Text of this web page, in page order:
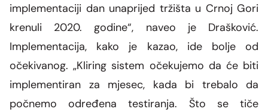
implementaciji dan unaprijed tržišta u Crnoj Gori
krenuli 2020. godine“, naveo je Drašković.
Implementacija, kako je kazao, ide bolje od
očekivanog.„Kliring sistem očekujemo da će biti
implementiran za mjesec, kada bi trebalo da
počnemo određena testiranja. Što se tiče